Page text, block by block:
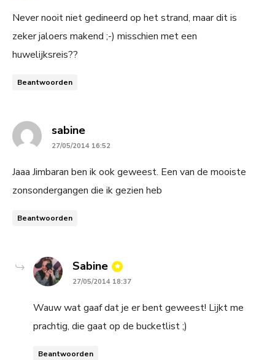
Never nooit niet gedineerd op het strand, maar dit is
zeker jaloers makend ;-) misschien met een
huwelijksreis??
Beantwoorden
sabinesays:
27/05/2014 16:52
Jaaa Jimbaran ben ik ook geweest. Een van de mooiste
zonsondergangen die ik gezien heb
Beantwoorden
Sabine says:
27/05/2014 18:37
Wauw wat gaaf dat je er bent geweest! Lijkt me
prachtig, die gaat op de bucketlist ;)
Beantwoorden